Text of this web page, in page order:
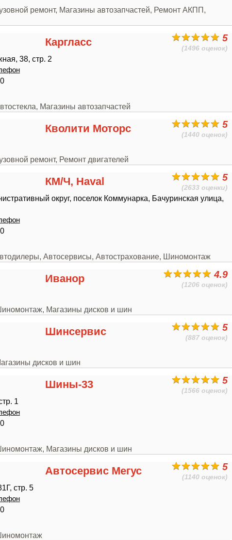
ремонт, Магазины автозапчастей, Ремонт АКПП,
5
(1496 оценок)
Каргласс
38, стр. 2
Магазины автозапчастей
5
(1440 оценок)
Кволити Моторс
ремонт, Ремонт двигателей
5
(2633 оценки)
КМ/Ч, Haval
округ, поселок Коммунарка, Бачуринская улица,
Автосервисы, Автострахование, Шиномонтаж
4.9
(1206 оценок)
Иванор
Магазины дисков и шин
5
(887 оценок)
Шинсервис
дисков и шин
5
(1566 оценок)
Шины-33
1
Магазины дисков и шин
5
(1140 оценок)
Автосервис Мегус
стр. 5